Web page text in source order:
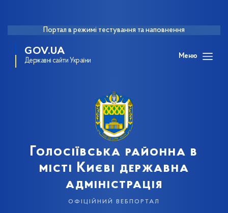
Портал в режимі тестування та наповнення
GOV.UA
Державні сайти України
Меню
Голосіївська районна в
місті Києві державна
адміністрація
офіційний вебпортал